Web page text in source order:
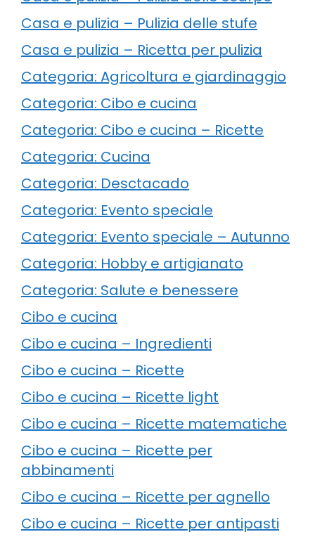
Casa e pulizia – Pulizia delle stufe
Casa e pulizia – Ricetta per pulizia
Categoria: Agricoltura e giardinaggio
Categoria: Cibo e cucina
Categoria: Cibo e cucina – Ricette
Categoria: Cucina
Categoria: Desctacado
Categoria: Evento speciale
Categoria: Evento speciale – Autunno
Categoria: Hobby e artigianato
Categoria: Salute e benessere
Cibo e cucina
Cibo e cucina – Ingredienti
Cibo e cucina – Ricette
Cibo e cucina – Ricette light
Cibo e cucina – Ricette matematiche
Cibo e cucina – Ricette per
abbinamenti
Cibo e cucina – Ricette per agnello
Cibo e cucina – Ricette per antipasti